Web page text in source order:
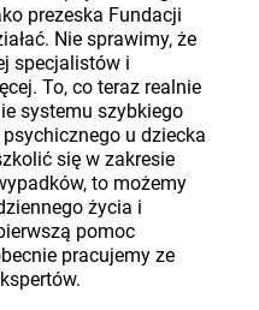
prezeska Fundacji
Nie sprawimy, że
specjalistów i
To, co teraz realnie
systemu szybkiego
u dziecka
się w zakresie
to możemy
życia i
pomoc
pracujemy ze